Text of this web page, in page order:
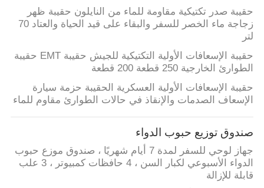
خريطة
الموقع
سياسة
الخصوصية
حقيبة صدر تكتيكية مقاومة للماء من النايلون حقيبة ظهر
زجاجة ماء الخصر للسفر والبقاء على قيد الحياة والعتاد 70
لتر
حقيبة الإسعافات الأولية التكتيكية للجيش حقيبة EMT حقيبة
الطوارئ الخارجية 250 قطعة 200 قطعة
حقيبة الإسعافات الأولية العسكرية الحقيبة حزمة سيارة
الإسعاف الصدمات والإنقاذ في حالات الطوارئ مقاوم للماء
صندوق توزيع حبوب الدواء
جهاز لوحي للسفر لمدة 7 أيام شهريًا ، صندوق موزع حبوب
الدواء الأسبوعي لكبار السن ، 4 حافظات كمبيوتر ، 3 علب
قابلة للإزالة